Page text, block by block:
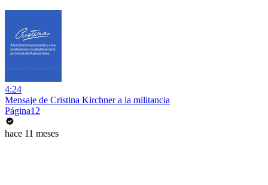
4:24
Mensaje de Cristina Kirchner a la militancia
Página12
hace 11 meses